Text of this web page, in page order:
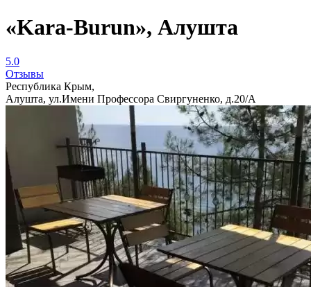
«Kara-Burun», Алушта
5.0
Отзывы
Республика Крым,
Алушта, ул.Имени Профессора Свиргуненко, д.20/А